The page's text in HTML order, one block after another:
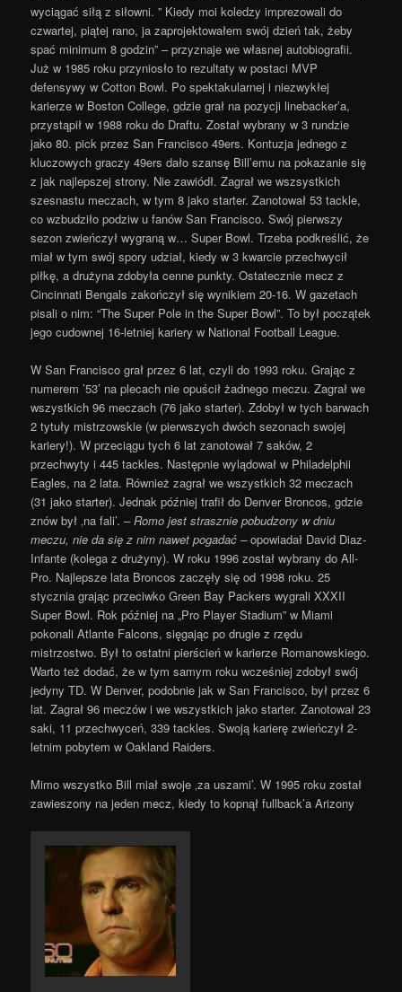
wyciągać siłą z siłowni. ” Kiedy moi koledzy imprezowali do
czwartej, piątej rano, ja zaprojektowałem swój dzień tak, żeby
spać minimum 8 godzin” – przyznaje we własnej autobiografii.
Już w 1985 roku przyniosło to rezultaty w postaci MVP
defensywy w Cotton Bowl. Po spektakularnej i niezwykłej
karierze w Boston College, gdzie grał na pozycji linebacker’a,
przystąpił w 1988 roku do Draftu. Został wybrany w 3 rundzie
jako 80. pick przez San Francisco 49ers. Kontuzja jednego z
kluczowych graczy 49ers dało szansę Bill’emu na pokazanie się
z jak najlepszej strony. Nie zawiódł. Zagrał we wszsystkich
szesnastu meczach, w tym 8 jako starter. Zanotował 53 tackle,
co wzbudziło podziw u fanów San Francisco. Swój pierwszy
sezon zwieńczył wygraną w… Super Bowl. Trzeba podkreślić, że
miał w tym swój spory udział, kiedy w 3 kwarcie przechwycił
piłkę, a drużyna zdobyła cenne punkty. Ostatecznie mecz z
Cincinnati Bengals zakończył się wynikiem 20-16. W gazetach
pisali o nim: “The Super Pole in the Super Bowl”. To był początek
jego cudownej 16-letniej kariery w National Football League.
W San Francisco grał przez 6 lat, czyli do 1993 roku. Grając z
numerem ’53’ na plecach nie opuścił żadnego meczu. Zagrał we
wszystkich 96 meczach (76 jako starter). Zdobył w tych barwach
2 tytuły mistrzowskie (w pierwszych dwóch sezonach swojej
kariery!). W przeciągu tych 6 lat zanotował 7 saków, 2
przechwyty i 445 tackles. Następnie wylądował w Philadelphii
Eagles, na 2 lata. Również zagrał we wszystkich 32 meczach
(31 jako starter). Jednak później trafił do Denver Broncos, gdzie
znów był ‚na fali’. –Romo jest strasznie pobudzony w dniu
meczu, nie da się z nim nawet pogadać –opowiadał David Diaz-
Infante (kolega z drużyny). W roku 1996 został wybrany do All-
Pro. Najlepsze lata Broncos zaczęły się od 1998 roku. 25
stycznia grając przeciwko Green Bay Packers wygrali XXXII
Super Bowl. Rok później na „Pro Player Stadium” w Miami
pokonali Atlante Falcons, sięgając po drugie z rzędu
mistrzostwo. Był to ostatni pierścień w karierze Romanowskiego.
Warto też dodać, że w tym samym roku wcześniej zdobył swój
jedyny TD. W Denver, podobnie jak w San Francisco, był przez 6
lat. Zagrał 96 meczów i we wszystkich jako starter. Zanotował 23
saki, 11 przechwyceń, 339 tackles. Swoją karierę zwieńczył 2-
letnim pobytem w Oakland Raiders.
Mimo wszystko Bill miał swoje ‚za uszami’. W 1995 roku został
zawieszony na jeden mecz, kiedy to kopnął fullback’a Arizony